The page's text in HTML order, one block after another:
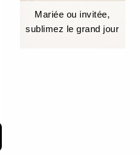
Mariée ou invitée,
sublimez le grand jour